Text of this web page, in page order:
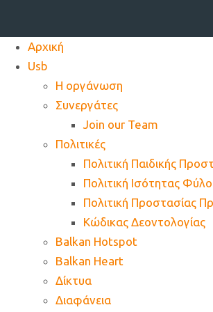
Αρχική
Usb
Η οργάνωση
Συνεργάτες
Join our Team
Πολιτικές
Πολιτική Παιδικής
Πολιτική Ισότητας
Πολιτική Προστασίας
Κώδικας Δεοντολογίας
Balkan Hotspot
Balkan Heart
Δίκτυα
Διαφάνεια